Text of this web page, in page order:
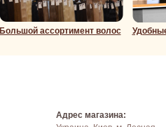
Большой ассортимент волос
Адрес магазина: